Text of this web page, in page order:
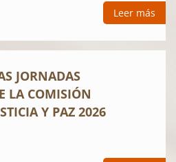
Leer más
JORNADAS
LA COMISIÓN
Y PAZ 2026